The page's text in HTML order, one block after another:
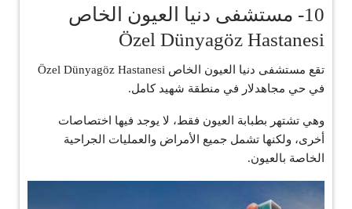
10- مستشفى دنيا العيون الخاص
Özel Dünyagöz Hastanesi
تقع مستشفى دنيا العيون الخاص Özel Dünyagöz Hastanesi
في حي مجاهدلار في منطقة شهيد كامل.
وهي تشتهر بطبابة العيون فقط، لا يوجد فيها اختصاصات
أخرى، ولكنها تشمل جميع الأمراض والعمليات الجراحية
الخاصة بالعيون.